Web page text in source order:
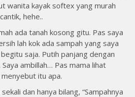
wanita kayak softex yang murah
hehe..
ada tanah kosong gitu. Pas saya
lah kok ada sampah yang saya
saja. Putih panjang dengan
ambillah… Pas mama lihat
itu apa.
dan hanya bilang, “Sampahnya